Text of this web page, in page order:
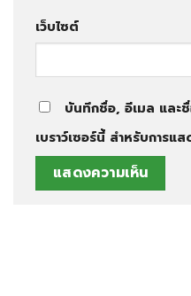
เว็บไซต์
บันทึกชื่อ, อีเมล และ
เบราว์เซอร์นี้ สำหรับการแ